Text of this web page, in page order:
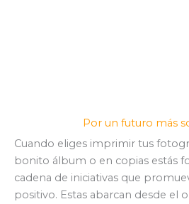
Por un futuro más
Cuando eliges imprimir tus
bonito álbum o en copias estás
cadena de iniciativas que
positivo. Estas abarcan desde el